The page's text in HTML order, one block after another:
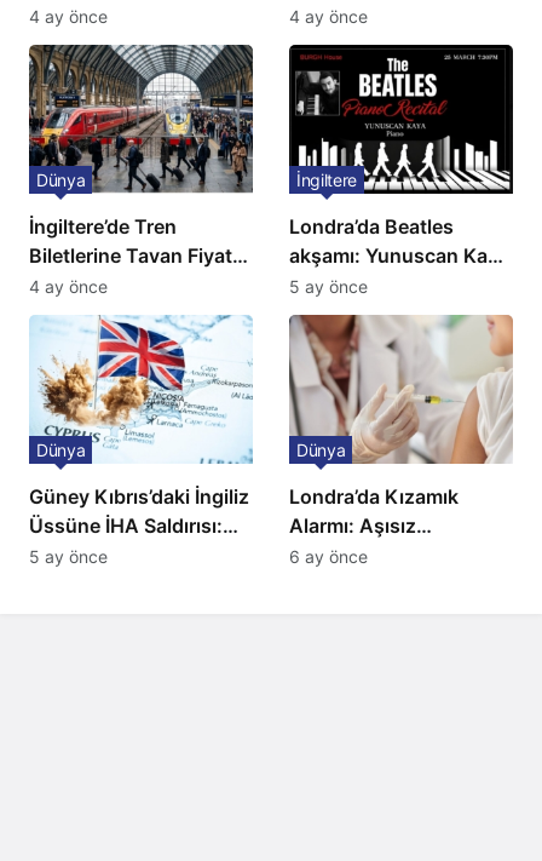
kriz: Büyükelçilikten
açıklama!
4 ay önce
Günlük Kaos Kapıda
4 ay önce
İngiltere’de Tren
Biletlerine Tavan Fiyat:
Ulaşımda Yeni
Düzenleme
Dünya
4 ay önce
Londra’da Beatles
akşamı: Yunuscan Kaya
klasik yorumuyla
sahnede
İngiltere
5 ay önce
Güney Kıbrıs’daki İngiliz
Üssüne İHA Saldırısı:
Patlama, Sirenler ve
Dünya
5 ay önce
Londra’da Kızamık
Alarmı: Aşısız
Öğrenciler Okullardan
Dünya
6 ay önce